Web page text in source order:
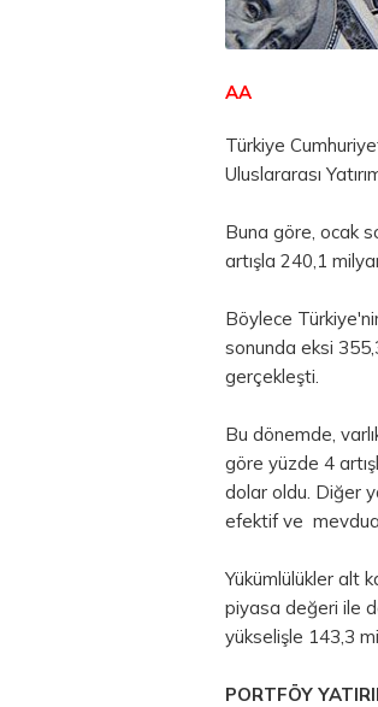
AA
Türkiye
Uluslararası
Buna göre, ocak
artışla 240,1
Böylece
sonunda eksi
gerçekleşti.
Bu dönemde,
göre yüzde 4
dolar oldu. Diğer
efektif ve
Yükümlülükler alt
piyasa değeri ile
yükselişle 143,3
PORTFÖY